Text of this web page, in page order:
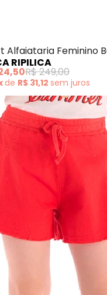
- Shorts
Alfaiataria Feminino
RIPILICA
R$ 249,00
de R$ 31,12 sem juros